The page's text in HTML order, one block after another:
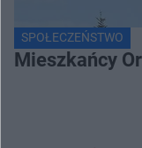
SPOŁECZEŃSTWO
Mieszkańcy